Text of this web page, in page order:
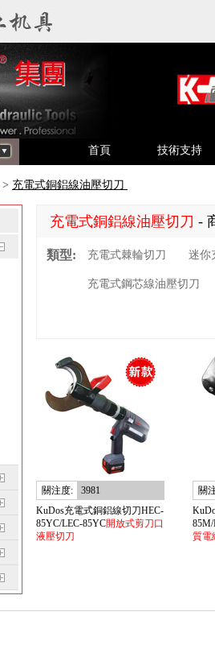
首頁 技術支持
> 充電式銅鋁線油壓切刀
充電式銅鋁線油壓切刀 -
類型: 充電式棘輪切刀 迷你
充電式鋼芯線油壓切刀
關注度:
3981
KuDos充電式銅鋁線切刀HEC-
85YC/LEC-85YC開放式剪刀口
液壓切刀
關
85M/
質電